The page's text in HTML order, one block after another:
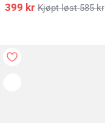
585kr
399 kr